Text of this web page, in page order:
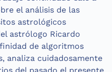
el análisis de las
astrológicos
astrólogo Ricardo
de algoritmos
analiza cuidadosamente